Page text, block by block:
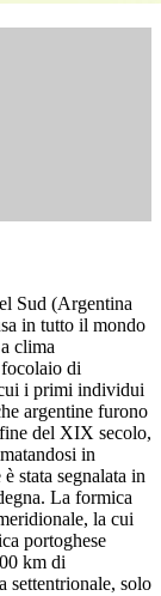
Sud (Argentina
in tutto il mondo
clima
di
i primi individui
argentine furono
del XIX secolo,
in
stata segnalata in
La formica
la cui
portoghese
km di
settentrionale, solo